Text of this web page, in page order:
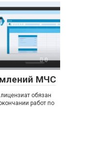
0
МЧС
обязан
работ по